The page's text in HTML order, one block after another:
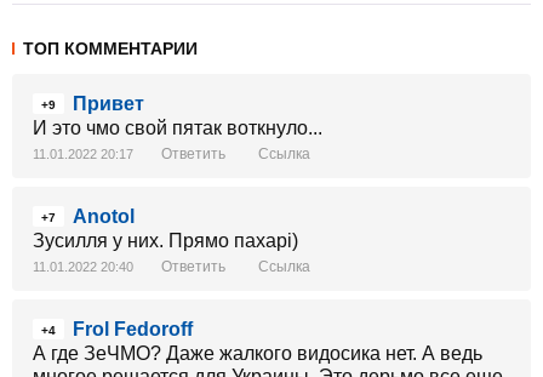
ТОП КОММЕНТАРИИ
+9
Привет
И это чмо свой пятак воткнуло...
11.01.2022 20:17 Ответить Ссылка
+7
Anotol
Зусилля у них. Прямо пахарі)
11.01.2022 20:40 Ответить Ссылка
+4
Frol Fedoroff
А где ЗеЧМО? Даже жалкого видосика нет. А ведь